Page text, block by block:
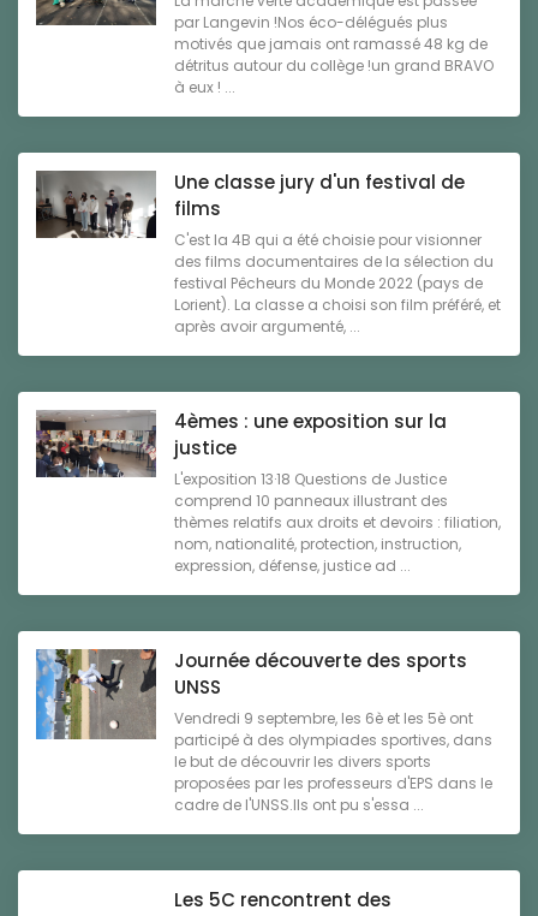
par Langevin !Nos éco-délégués plus
motivés que jamais ont ramassé 48 kg de
détritus autour du collège !un grand BRAVO
à eux ! ...
Une classe jury d'un festival de
films
C'est la 4B qui a été choisie pour visionner
des films documentaires de la sélection du
festival Pêcheurs du Monde 2022 (pays de
Lorient). La classe a choisi son film préféré, et
après avoir argumenté, ...
4èmes : une exposition sur la
justice
L'exposition 13·18 Questions de Justice
comprend 10 panneaux illustrant des
thèmes relatifs aux droits et devoirs : filiation,
nom, nationalité, protection, instruction,
expression, défense, justice ad ...
Journée découverte des sports
UNSS
Vendredi 9 septembre, les 6è et les 5è ont
participé à des olympiades sportives, dans
le but de découvrir les divers sports
proposées par les professeurs d'EPS dans le
cadre de l'UNSS.Ils ont pu s'essa ...
Les 5C rencontrent des